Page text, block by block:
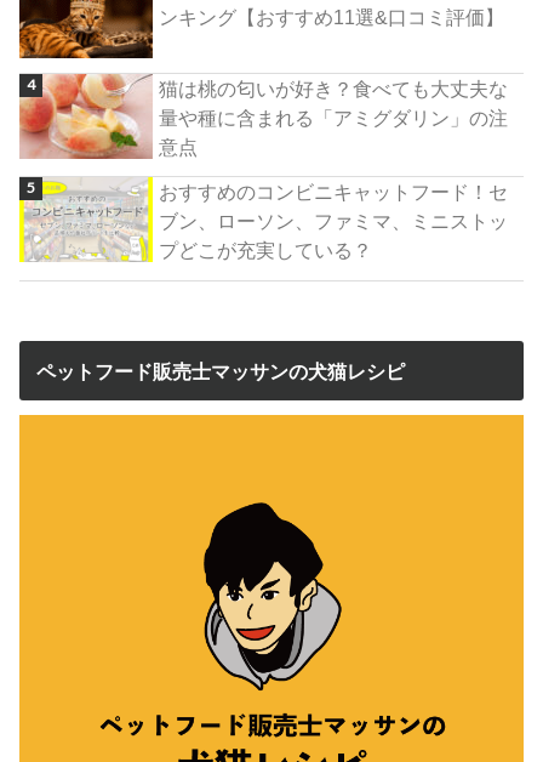
ンキング【おすすめ11選&口コミ評価】
猫は桃の匂いが好き？食べても大丈夫な
量や種に含まれる「アミグダリン」の注
意点
おすすめのコンビニキャットフード！セ
ブン、ローソン、ファミマ、ミニストッ
プどこが充実している？
ペットフード販売士マッサンの犬猫レシピ